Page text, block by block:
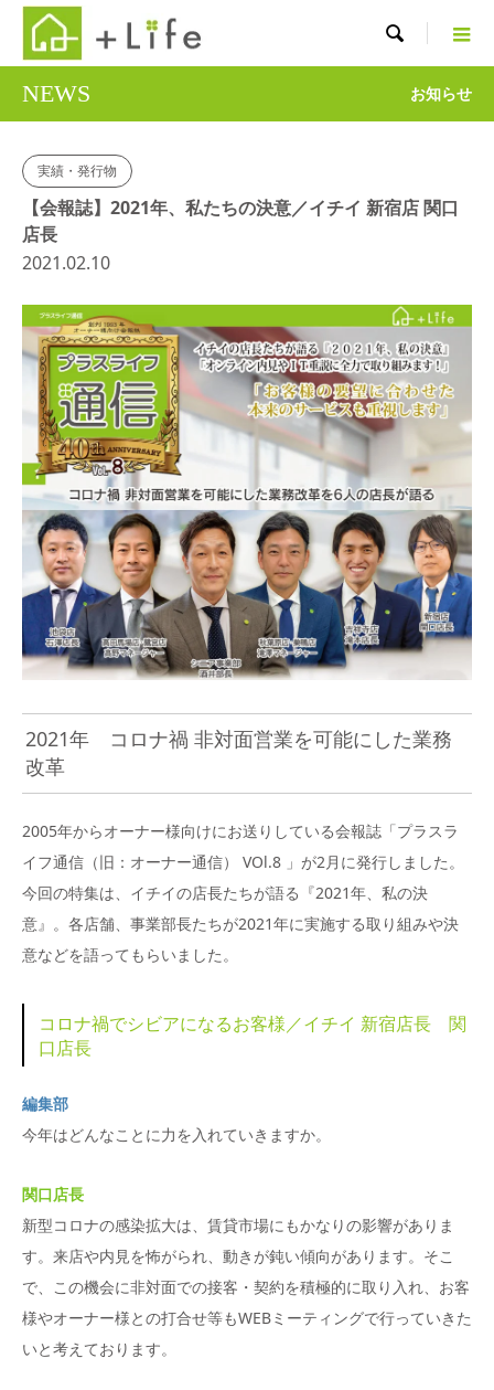

NEWS お知らせ
実績・発行物
【会報誌】2021年、私たちの決意／イチイ 新宿店 関口
店長
2021.02.10
2021年 コロナ禍 非対面営業を可能にした業務
改革
2005年からオーナー様向けにお送りしている会報誌「プラスラ
イフ通信（旧：オーナー通信） VOl.8 」が2月に発行しました。
今回の特集は、イチイの店長たちが語る『2021年、私の決
意』。各店舗、事業部長たちが2021年に実施する取り組みや決
意などを語ってもらいました。
コロナ禍でシビアになるお客様／イチイ 新宿店長 関
口店長
編集部
今年はどんなことに力を入れていきますか。
関口店長
新型コロナの感染拡大は、賃貸市場にもかなりの影響がありま
す。来店や内見を怖がられ、動きが鈍い傾向があります。そこ
で、この機会に非対面での接客・契約を積極的に取り入れ、お客
様やオーナー様との打合せ等もWEBミーティングで行っていきた
いと考えております。